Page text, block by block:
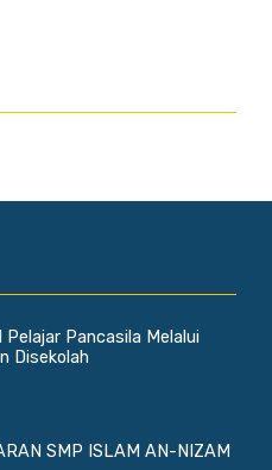
Pancasila Melalui
Disekolah
SMP ISLAM AN-NIZAM